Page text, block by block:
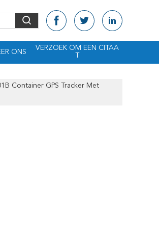
ONS
VERZOEK OM EEN CITAA
Container GPS Tracker Met